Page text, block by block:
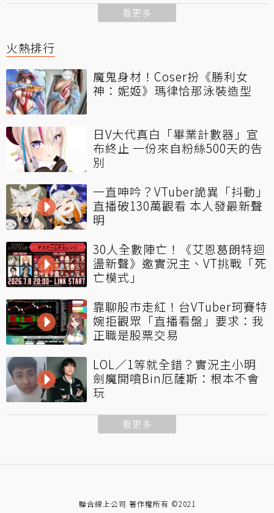
看更多
火熱排行
魔鬼身材！Coser扮《勝利女
神：妮姬》瑪律恰那泳裝造型
日V大代真白「畢業計數器」宣
布終止 一份來自粉絲500天的告
別
一直呻吟？VTuber詭異「抖動」
直播破130萬觀看 本人發最新聲
明
30人全數陣亡！《艾恩葛朗特迴
盪新聲》邀實況主、VT挑戰「死
亡模式」
靠聊股市走紅！台VTuber珂賽特
婉拒觀眾「直播看盤」要求：我
正職是股票交易
LOL／1等就全錯？實況主小明
劍魔開噴Bin厄薩斯：根本不會
玩
看更多
聯合線上公司 著作權所有 ©2021